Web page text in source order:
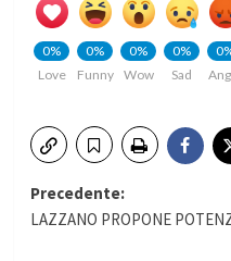
0%
Love
0%
Funny
0%
Wow
0%
Sad
Navigazione
Precedente:
LAZZANO PROPONE